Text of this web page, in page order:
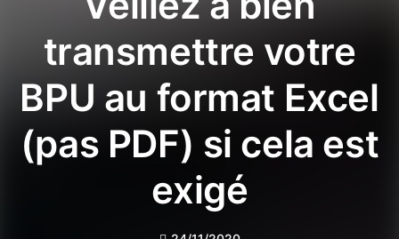
transmettre votre
BPU au format Excel
(pas PDF) si cela est
exigé